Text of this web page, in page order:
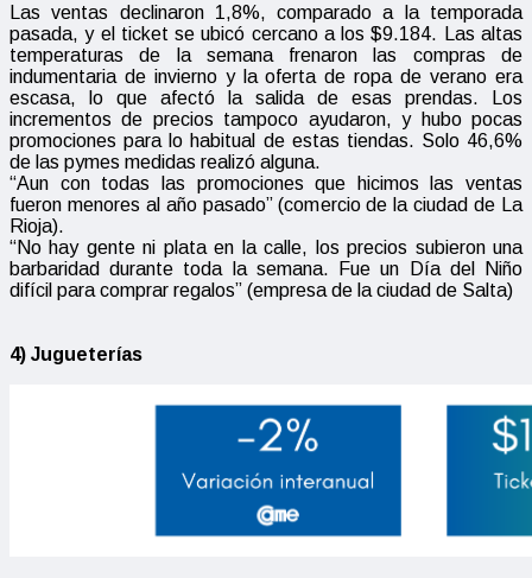
Las ventas declinaron 1,8%, comparado a la temporada
pasada, y el ticket se ubicó cercano a los $9.184. Las altas
temperaturas de la semana frenaron las compras de
indumentaria de invierno y la oferta de ropa de verano era
escasa, lo que afectó la salida de esas prendas. Los
incrementos de precios tampoco ayudaron, y hubo pocas
promociones para lo habitual de estas tiendas. Solo 46,6%
de las pymes medidas realizó alguna.
“Aun con todas las promociones que hicimos las ventas
fueron menores al año pasado” (comercio de la ciudad de La
Rioja).
“No hay gente ni plata en la calle, los precios subieron una
barbaridad durante toda la semana. Fue un Día del Niño
difícil para comprar regalos” (empresa de la ciudad de Salta)
4) Jugueterías